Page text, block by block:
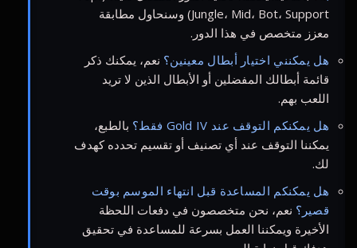
Jungle، Mid، Bot، Support) وسنحاول مطابقة
معزز متخصص في هذا الدور.
هل يمكنني اختيار أبطال معينين؟ نعم، يمكنك ذكر
قائمة أبطالك المفضلين أو الأبطال الذين لا تريد
اللعب بهم.
هل يمكنكم التوقف عند Gold IV فقط؟
بالطبع،
يمكننا التوقف عند أي تصنيف أو تقسيم تحدده كهدف
لك.
هل يمكنكم المساعدة قبل انتهاء الموسم بوقت
قصير؟ نعم، نحن متخصصون في دفعات اللحظة
الأخيرة ويمكننا العمل بسرعة للمساعدة في تحقيق